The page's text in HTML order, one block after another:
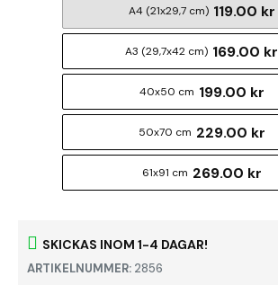
SKICKAS INOM 1-4 DAGAR!
ARTIKELNUMMER: 2856
A4 (21x29,7 cm) 119.00 kr
A3 (29,7x42 cm) 169.00 kr
40x50 cm 199.00 kr
50x70 cm 229.00 kr
61x91 cm 269.00 kr